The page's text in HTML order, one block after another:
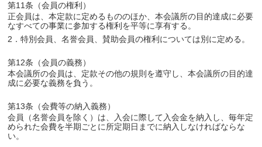
第11条（会員の権利）
正会員は、本定款に定めるもののほか、本会議所の目的達成に必要
なすべての事業に参加する権利を平等に享有する。
2．特別会員、名誉会員、賛助会員の権利については別に定める。
第12条（会員の義務）
本会議所の会員は、定款その他の規則を遵守し、本会議所の目的達
成に必要な義務を負う。
第13条（会費等の納入義務）
会員（名誉会員を除く）は、入会に際して入会金を納入し、毎年定
められた会費を半期ごとに所定期日までに納入しなければならな
い。